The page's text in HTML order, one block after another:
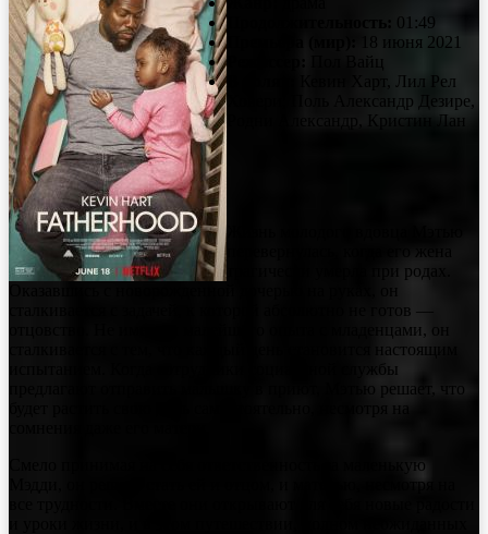
01:49
18 июня 2021
Пол Вайц
Кевин Харт, Лил Рел
Ховери, Поль Александр Дезире,
Родни Александр, Кристин Лан
трагически умерла при родах.
сталкивается с задачей, к которой абсолютно не готов —
отцовство. Не имея ни малейшего опыта с младенцами, он
сталкивается с тем, что каждый день становится настоящим
испытанием. Когда сотрудники социальной службы
предлагают отправить малышку в приют, Мэтью решает, что
будет растить свою дочь самостоятельно, несмотря на
Смело принимая на себя ответственность за маленькую
Мэдди, он решает стать ей и отцом, и матерью, несмотря на